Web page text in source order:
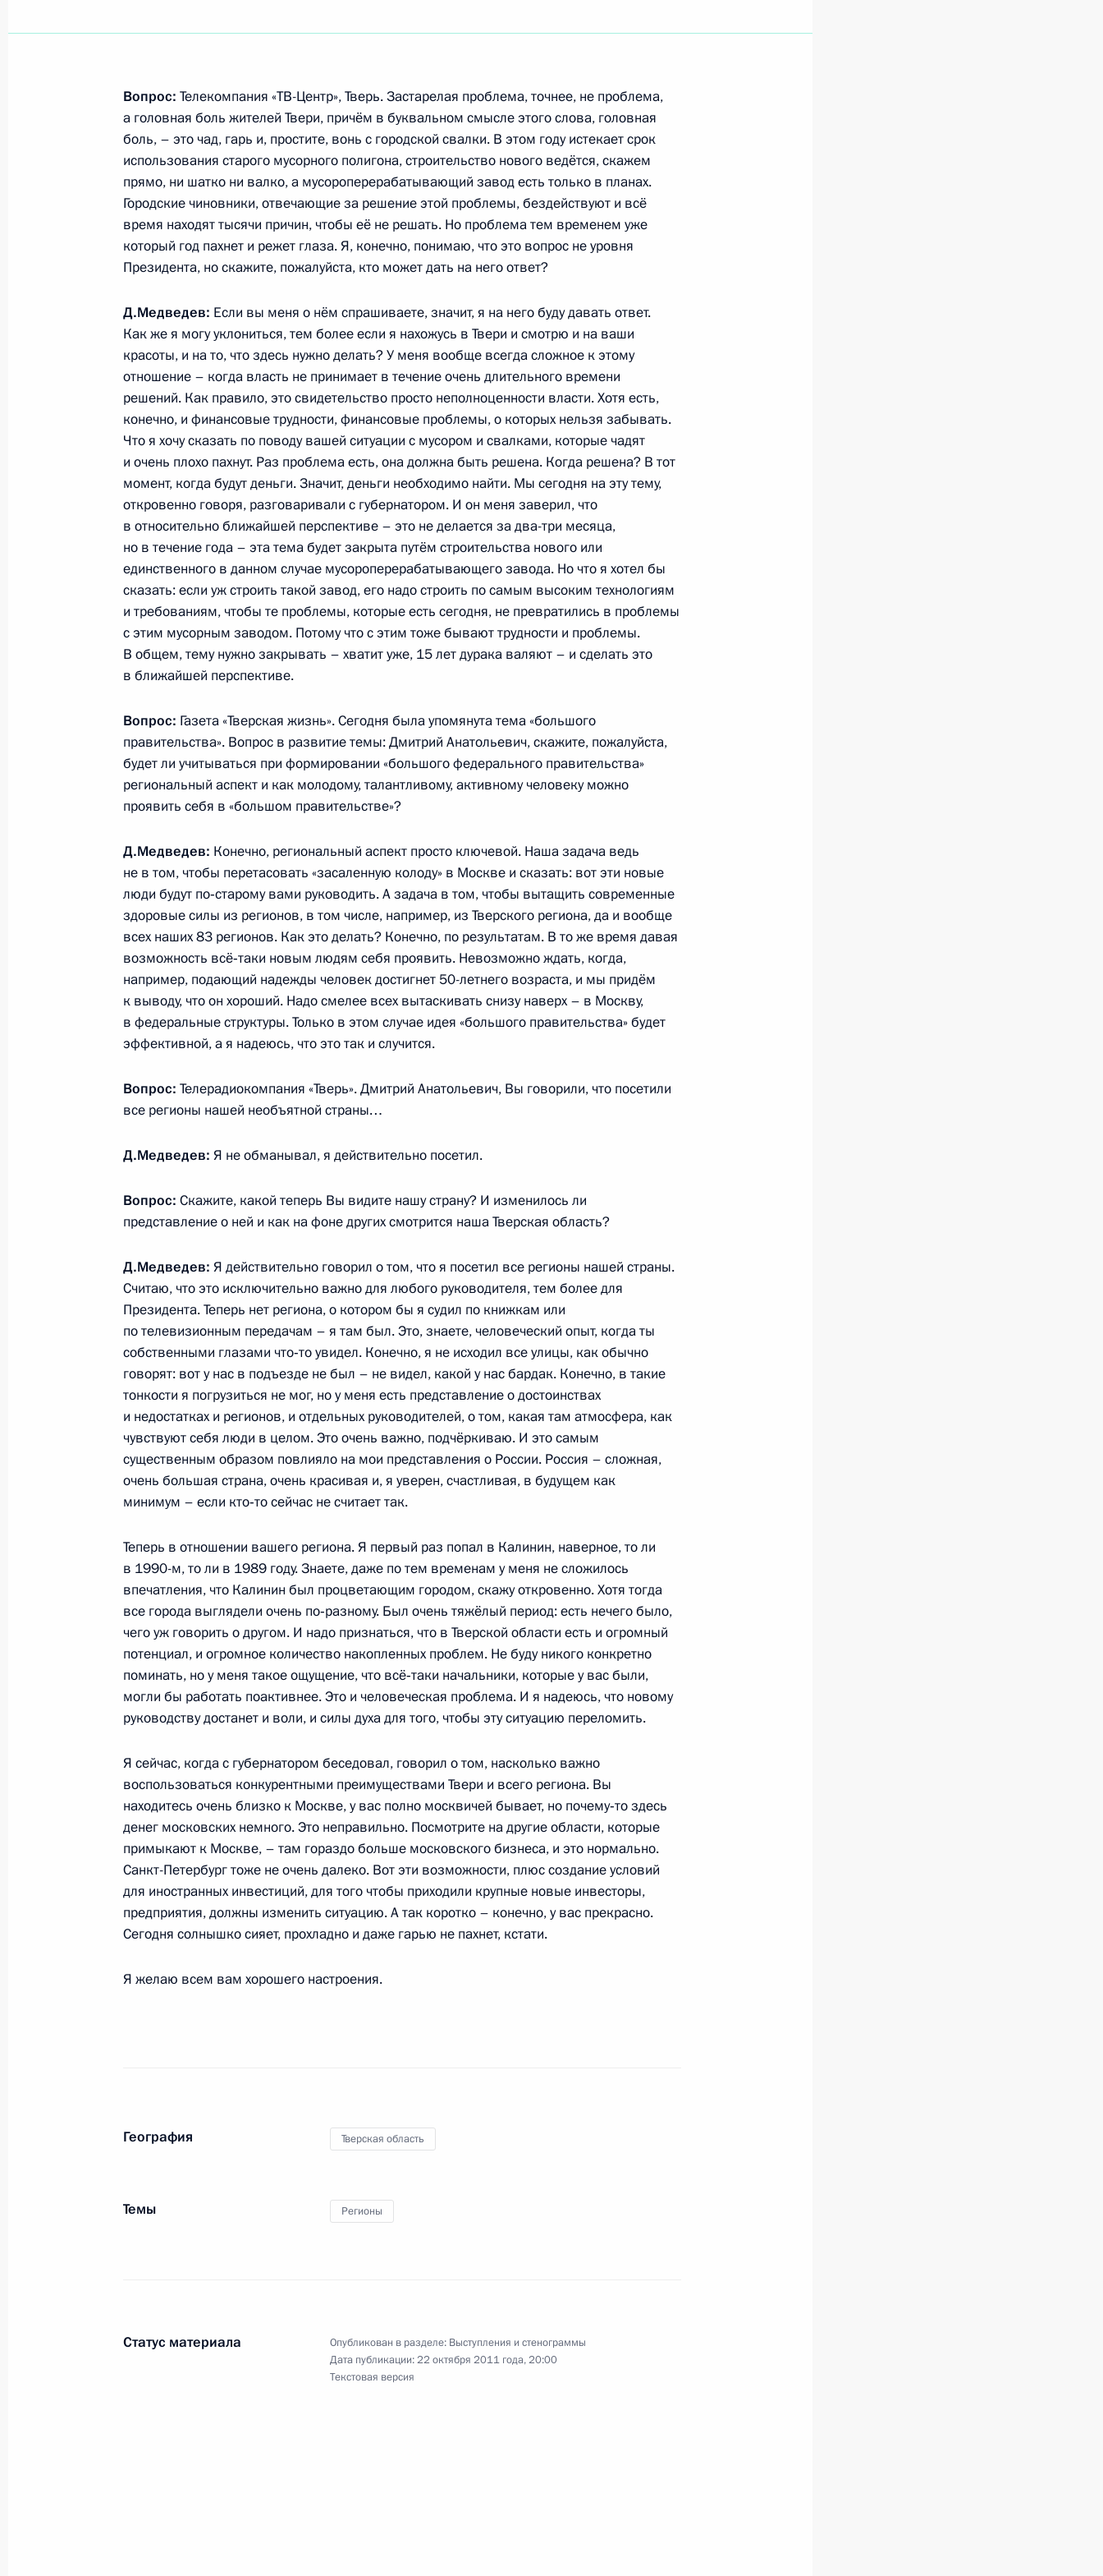
Шпортом
11 ноября 2011 года, 10:30
Встреча с работниками предприятий Хабаровского края
и активом партии «Единая Россия»
11 ноября 2011 года, 08:00
Посещение Горьковского автомобильного завода
4 ноября 2011 года, 19:30
В России отмечают День народного единства
4 ноября 2011 года, 15:30
Рабочая встреча с губернатором Нижегородской области
Валерием Шанцевым
4 ноября 2011 года, 14:30
Городам Коврову, Ломоносову, Таганрогу и Петропавловску-
Камчатскому присвоено почётное звание «Город воинской
4 ноября 2011 года, 10:00
Встреча с медицинскими работниками
Поездка в Барнаул
1 ноября 2011 года, 12:30
Рабочая встреча с губернатором Алтайского края Александром
Карлиным
1 ноября 2011 года, 12:20
1 ноября 2011 года, 12:00
Всероссийский студенческий форум
1 ноября 2011 года, 11:00
Беседа со студентами Алтайского государственного университета
Рабочая встреча с губернатором Ставропольского края
Валерием Гаевским
25 октября 2011 года, 21:00
Встреча с работниками сельского хозяйства и активом партии
«Единая Россия»
25 октября 2011 года, 17:00
Рабочая встреча с Министром обороны Анатолием Сердюковым
24 октября 2011 года, 16:30
Поездка в Тверь
22 октября 2011 года, 20:00
Ответы на вопросы журналистов по завершении рабочей
поездки в Тверь
Видеоконференция в центральном избирательном штабе партии
«Единая Россия»
Об исполнении поручения Президента по строительству водовода
Вопрос: Телекомпания «ТВ-Центр», Тверь. Застарелая проблема, точнее, не проблема,
а головная боль жителей Твери, причём в буквальном смысле этого слова, головная
боль, – это чад, гарь и, простите, вонь с городской свалки. В этом году истекает срок
использования старого мусорного полигона, строительство нового ведётся, скажем
прямо, ни шатко ни валко, а мусороперерабатывающий завод есть только в планах.
Городские чиновники, отвечающие за решение этой проблемы, бездействуют и всё
время находят тысячи причин, чтобы её не решать. Но проблема тем временем уже
который год пахнет и режет глаза. Я, конечно, понимаю, что это вопрос не уровня
Президента, но скажите, пожалуйста, кто может дать на него ответ?
Д.Медведев: Если вы меня о нём спрашиваете, значит, я на него буду давать ответ.
Как же я могу уклониться, тем более если я нахожусь в Твери и смотрю и на ваши
красоты, и на то, что здесь нужно делать? У меня вообще всегда сложное к этому
отношение – когда власть не принимает в течение очень длительного времени
решений. Как правило, это свидетельство просто неполноценности власти. Хотя есть,
конечно, и финансовые трудности, финансовые проблемы, о которых нельзя забывать.
Что я хочу сказать по поводу вашей ситуации с мусором и свалками, которые чадят
и очень плохо пахнут. Раз проблема есть, она должна быть решена. Когда решена? В тот
момент, когда будут деньги. Значит, деньги необходимо найти. Мы сегодня на эту тему,
откровенно говоря, разговаривали с губернатором. И он меня заверил, что
в относительно ближайшей перспективе – это не делается за два-три месяца,
но в течение года – эта тема будет закрыта путём строительства нового или
единственного в данном случае мусороперерабатывающего завода. Но что я хотел бы
сказать: если уж строить такой завод, его надо строить по самым высоким технологиям
и требованиям, чтобы те проблемы, которые есть сегодня, не превратились в проблемы
с этим мусорным заводом. Потому что с этим тоже бывают трудности и проблемы.
В общем, тему нужно закрывать – хватит уже, 15 лет дурака валяют – и сделать это
в ближайшей перспективе.
Вопрос: Газета «Тверская жизнь». Сегодня была упомянута тема «большого
правительства». Вопрос в развитие темы: Дмитрий Анатольевич, скажите, пожалуйста,
будет ли учитываться при формировании «большого федерального правительства»
региональный аспект и как молодому, талантливому, активному человеку можно
проявить себя в «большом правительстве»?
Д.Медведев: Конечно, региональный аспект просто ключевой. Наша задача ведь
не в том, чтобы перетасовать «засаленную колоду» в Москве и сказать: вот эти новые
люди будут по‑старому вами руководить. А задача в том, чтобы вытащить современные
здоровые силы из регионов, в том числе, например, из Тверского региона, да и вообще
всех наших 83 регионов. Как это делать? Конечно, по результатам. В то же время давая
возможность всё‑таки новым людям себя проявить. Невозможно ждать, когда,
например, подающий надежды человек достигнет 50-летнего возраста, и мы придём
к выводу, что он хороший. Надо смелее всех вытаскивать снизу наверх – в Москву,
в федеральные структуры. Только в этом случае идея «большого правительства» будет
эффективной, а я надеюсь, что это так и случится.
Вопрос: Телерадиокомпания «Тверь». Дмитрий Анатольевич, Вы говорили, что посетили
все регионы нашей необъятной страны…
Д.Медведев: Я не обманывал, я действительно посетил.
Вопрос: Скажите, какой теперь Вы видите нашу страну? И изменилось ли
представление о ней и как на фоне других смотрится наша Тверская область?
Д.Медведев: Я действительно говорил о том, что я посетил все регионы нашей страны.
Считаю, что это исключительно важно для любого руководителя, тем более для
Президента. Теперь нет региона, о котором бы я судил по книжкам или
по телевизионным передачам – я там был. Это, знаете, человеческий опыт, когда ты
собственными глазами что‑то увидел. Конечно, я не исходил все улицы, как обычно
говорят: вот у нас в подъезде не был – не видел, какой у нас бардак. Конечно, в такие
тонкости я погрузиться не мог, но у меня есть представление о достоинствах
и недостатках и регионов, и отдельных руководителей, о том, какая там атмосфера, как
чувствуют себя люди в целом. Это очень важно, подчёркиваю. И это самым
существенным образом повлияло на мои представления о России. Россия – сложная,
очень большая страна, очень красивая и, я уверен, счастливая, в будущем как
минимум – если кто‑то сейчас не считает так.
Теперь в отношении вашего региона. Я первый раз попал в Калинин, наверное, то ли
в 1990-м, то ли в 1989 году. Знаете, даже по тем временам у меня не сложилось
впечатления, что Калинин был процветающим городом, скажу откровенно. Хотя тогда
все города выглядели очень по‑разному. Был очень тяжёлый период: есть нечего было,
чего уж говорить о другом. И надо признаться, что в Тверской области есть и огромный
потенциал, и огромное количество накопленных проблем. Не буду никого конкретно
поминать, но у меня такое ощущение, что всё‑таки начальники, которые у вас были,
могли бы работать поактивнее. Это и человеческая проблема. И я надеюсь, что новому
руководству достанет и воли, и силы духа для того, чтобы эту ситуацию переломить.
Я сейчас, когда с губернатором беседовал, говорил о том, насколько важно
воспользоваться конкурентными преимуществами Твери и всего региона. Вы
находитесь очень близко к Москве, у вас полно москвичей бывает, но почему‑то здесь
денег московских немного. Это неправильно. Посмотрите на другие области, которые
примыкают к Москве, – там гораздо больше московского бизнеса, и это нормально.
Санкт-Петербург тоже не очень далеко. Вот эти возможности, плюс создание условий
для иностранных инвестиций, для того чтобы приходили крупные новые инвесторы,
предприятия, должны изменить ситуацию. А так коротко – конечно, у вас прекрасно.
Сегодня солнышко сияет, прохладно и даже гарью не пахнет, кстати.
Я желаю всем вам хорошего настроения.
География Тверская область
Темы Регионы
Статус материала Опубликован в разделе: Выступления и стенограммы
Дата публикации:22 октября 2011 года, 20:00
Текстовая версия